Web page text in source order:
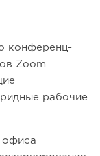
конференц-
Zoom
рабочие
офиса